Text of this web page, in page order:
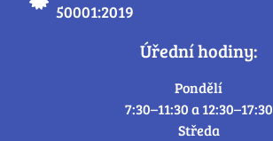
50001:2019
Úřední hodiny:
Pondělí
7:30–11:30 a 12:30–17:30
Středa